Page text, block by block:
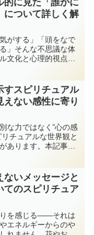
を説明します。
について詳しく解
がする」「頭をなで
」そんな不思議な体
文化と心理的視点か
すスピリチュアル
えない感性に寄り
な力ではなく“心の感
チュアルな世界観と
あります。本記事で
中で味わえる感性の
きます。
ないメッセージと
てのスピリチュア
を感じる――それは
エネルギーからのや